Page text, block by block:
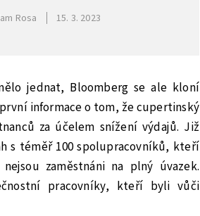
Rosa 15. 3. 2023
jednat, Bloomberg se ale kloní
informace o tom, že cupertinský
za účelem snížení výdajů. Již
s téměř 100 spolupracovníků, kteří
zaměstnáni na plný úvazek.
pracovníky, kteří byli vůči